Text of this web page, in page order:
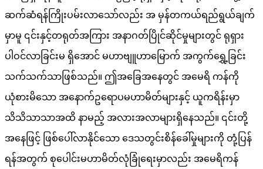
ဆက်ဆံရန်ကြိုးပမ်းလာသော်လည်း အ မှန်တကယ်ရည်ရွယ်ချက်
မှာမူ ၎င်းနှင့်တရုတ်အကြား အနာဂတ်ပြိုင်ဆိုင်မှုများတွင် ရုရှား
ပါဝင်လာခြင်းမ ရှိအောင် မဟာဗျူဟာမြောက် အကွက်ရွှေ့ခြင်း
သက်သက်သာဖြစ်သည်။ ဤအခြေအနေတွင် အမေရိ ကန်ကို
ယုံစားမိသော အနောက်ဥရောပမဟာမိတ်များနှင့် ယူကရိန်းမှာ
သိသိသာသာအထိ နာမည့် အလားအလာများရှိနေသည်။ ၎င်းတို့
အနေဖြင့် ဖြစ်ပေါ်လာနိုင်သော ဒေသတွင်းစိန်ခေါ်မှုများကို တုံ့ပြန်
ရန်အတွက် စုပေါင်းမဟာမိတ်လုံခြုံရေးမှာလည်း အမေရိကန်